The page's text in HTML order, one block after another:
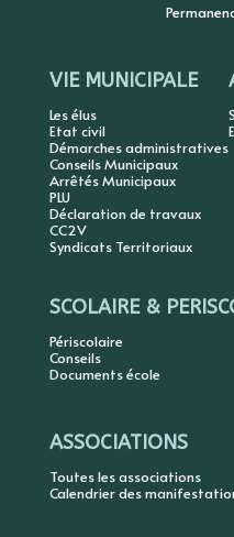
VIE MUNICIPALE
Les élus
Etat civil
Démarches administratives
Conseils Municipaux
Arrêtés Municipaux
PLU
Déclaration de travaux
CC2V
Syndicats Territoriaux
SCOLAIRE &
Périscolaire
Conseils
Documents école
ASSOCIATIONS
Toutes les associations
Calendrier des